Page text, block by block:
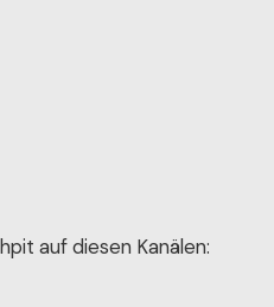
auf diesen Kanälen: